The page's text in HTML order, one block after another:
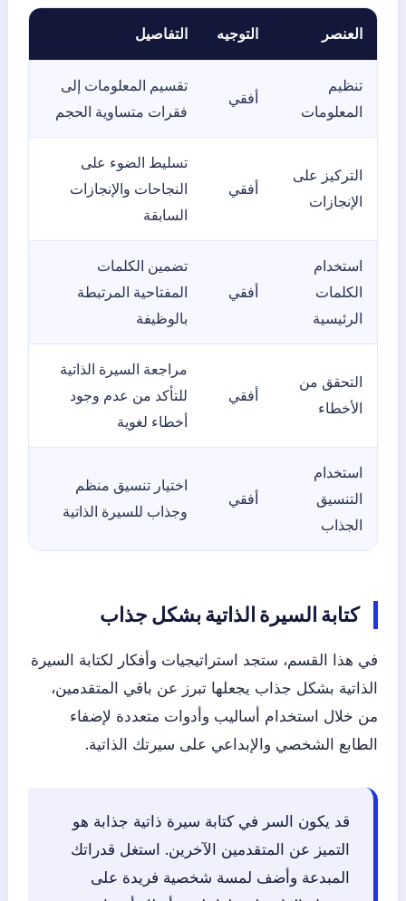
العنصر التوجيه التفاصيل
تنظيم
المعلومات
أفقي
تقسيم المعلومات إلى
فقرات متساوية الحجم
التركيز على
الإنجازات
أفقي
تسليط الضوء على
النجاحات والإنجازات
السابقة
استخدام
الكلمات
الرئيسية
أفقي
تضمين الكلمات
المفتاحية المرتبطة
بالوظيفة
التحقق من
الأخطاء
أفقي
مراجعة السيرة الذاتية
للتأكد من عدم وجود
أخطاء لغوية
استخدام
التنسيق
الجذاب
أفقي
اختيار تنسيق منظم
وجذاب للسيرة الذاتية
كتابة السيرة الذاتية بشكل جذاب
في هذا القسم، ستجد استراتيجيات وأفكار لكتابة السيرة
الذاتية بشكل جذاب يجعلها تبرز عن باقي المتقدمين،
من خلال استخدام أساليب وأدوات متعددة لإضفاء
الطابع الشخصي والإبداعي على سيرتك الذاتية.
قد يكون السر في كتابة سيرة ذاتية جذابة هو
التميز عن المتقدمين الآخرين. استغل قدراتك
المبدعة وأضف لمسة شخصية فريدة على